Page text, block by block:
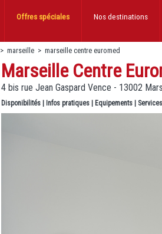
Nos destinations
Offres spéciales
> marseille > marseille centre euromed
Marseille Centre
4 bis rue Jean Gaspard Vence - 13002
Disponibilités Infos pratiques Equipements Services